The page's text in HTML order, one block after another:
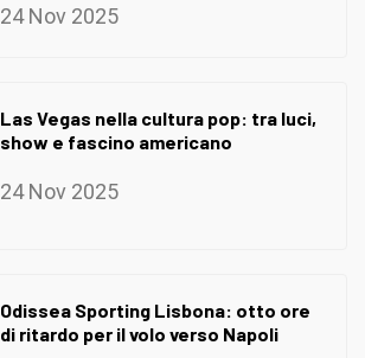
24 Nov 2025
Las Vegas nella cultura pop: tra luci,
show e fascino americano
24 Nov 2025
Odissea Sporting Lisbona: otto ore
di ritardo per il volo verso Napoli